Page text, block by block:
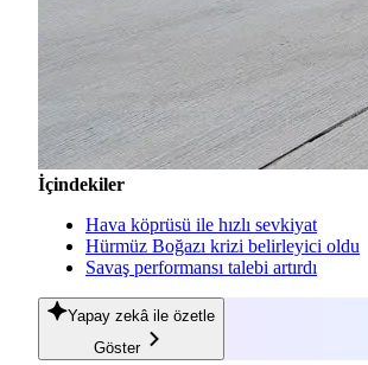
İçindekiler
Hava köprüsü ile hızlı sevkiyat
Hürmüz Boğazı krizi belirleyici oldu
Savaş performansı talebi artırdı
Yapay zekâ ile özetle
Göster